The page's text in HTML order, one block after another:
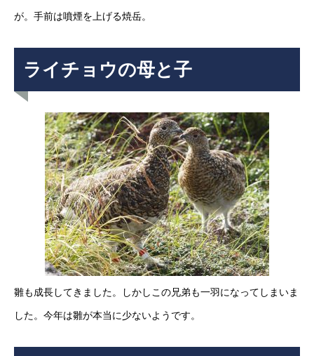
が。手前は噴煙を上げる焼岳。
ライチョウの母と子
雛も成長してきました。しかしこの兄弟も一羽になってしまいま
した。今年は雛が本当に少ないようです。